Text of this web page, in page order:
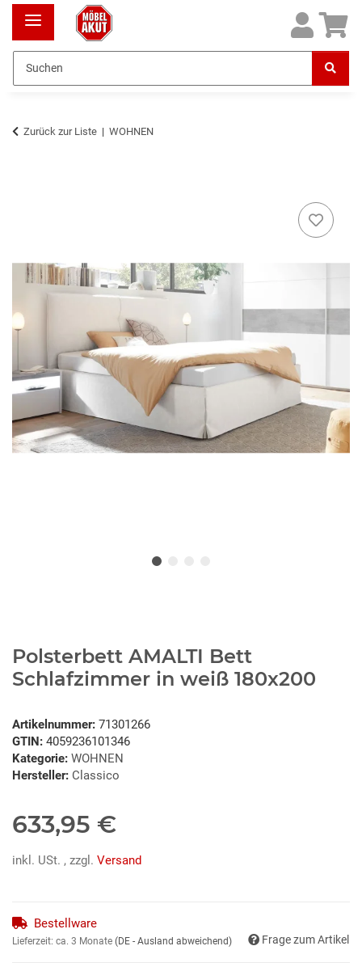
Zurück zur Liste WOHNEN
Polsterbett AMALTI Bett
Schlafzimmer in weiß 180x200
Artikelnummer: 71301266
GTIN: 4059236101346
Kategorie: WOHNEN
Hersteller: Classico
633,95 €
inkl. USt. , zzgl. Versand
Bestellware
Lieferzeit: ca. 3 Monate (DE - Ausland abweichend) Frage zum Artikel